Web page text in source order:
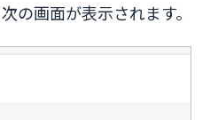
の画面が表示されます。